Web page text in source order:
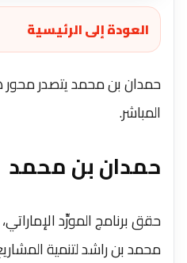
العودة إلى الرئيسية
حمدان بن محمد يتصدر محور
المباشر.
حمدان بن محمد
حقق برنامج المورِّد
محمد بن راشد لتنمية